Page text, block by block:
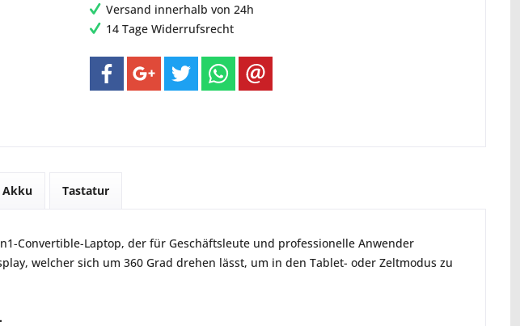
Versand innerhalb von 24h
14 Tage Widerrufsrecht
Akku Tastatur
Convertible-Laptop, der für Geschäftsleute und professionelle Anwender
welcher sich um 360 Grad drehen lässt, um in den Tablet- oder Zeltmodus zu